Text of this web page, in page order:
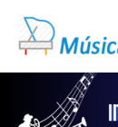
contenido